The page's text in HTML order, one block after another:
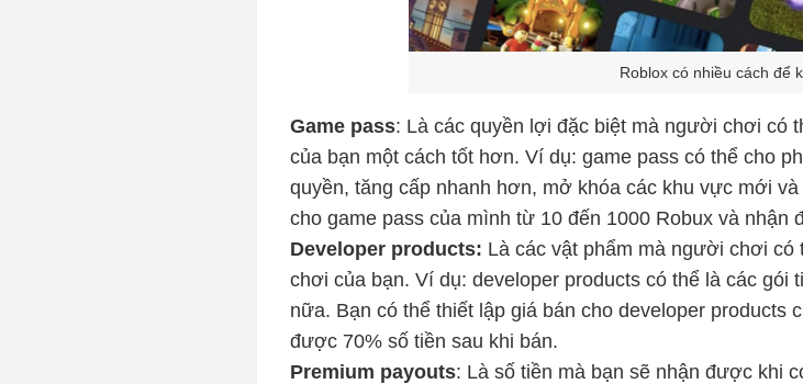
Roblox có nhiều cách để
Game pass: Là các quyền lợi đặc biệt mà người chơi có
của bạn một cách tốt hơn. Ví dụ: game pass có thể cho
quyền, tăng cấp nhanh hơn, mở khóa các khu vực mới
cho game pass của mình từ 10 đến 1000 Robux và nhận
Developer products: Là các vật phẩm mà người chơi có
chơi của bạn. Ví dụ: developer products có thể là các gói
nữa. Bạn có thể thiết lập giá bán cho developer products
được 70% số tiền sau khi bán.
Premium payouts: Là số tiền mà bạn sẽ nhận được khi